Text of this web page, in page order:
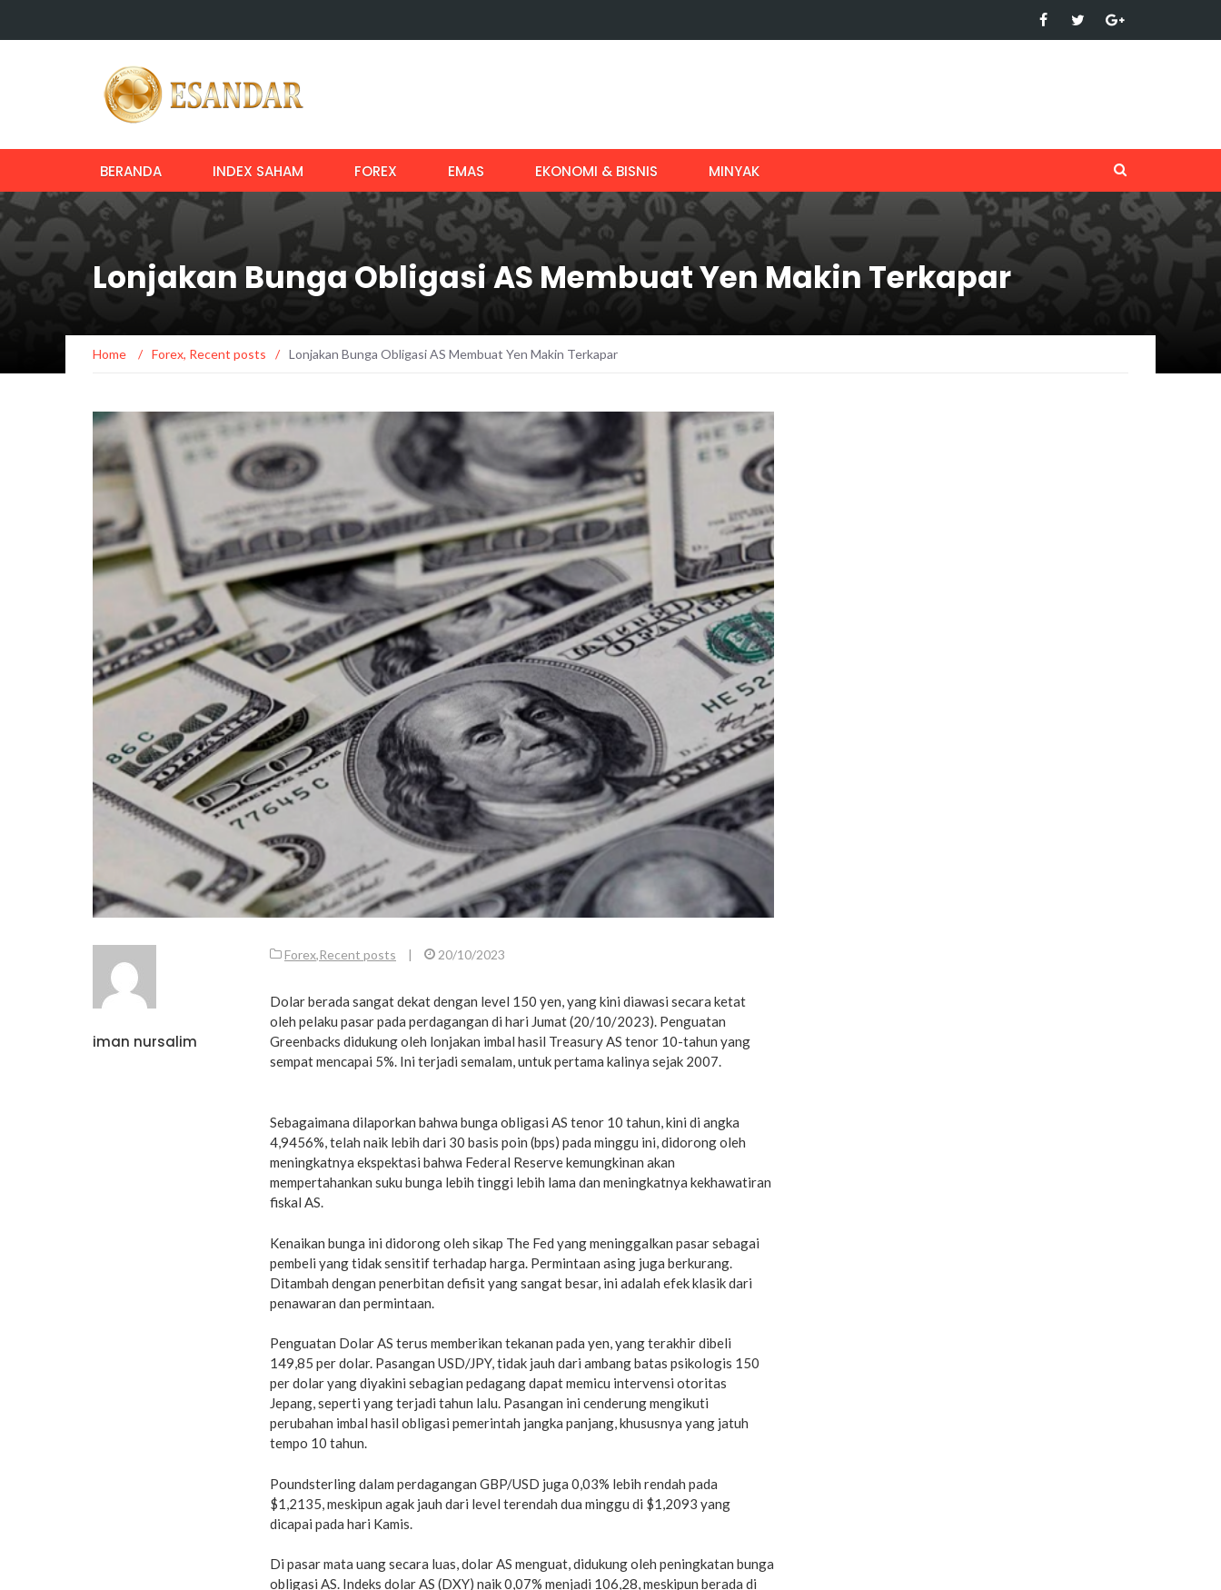
BERANDA INDEX SAHAM FOREX EMAS EKONOMI & BISNIS MINYAK
Lonjakan Bunga Obligasi AS Membuat Yen Makin Terkapar
Home / Forex, Recent posts / Lonjakan Bunga Obligasi AS Membuat Yen Makin Terkapar
iman nursalim
Forex,Recent posts | 20/10/2023
Dolar berada sangat dekat dengan level 150 yen, yang kini diawasi secara ketat
oleh pelaku pasar pada perdagangan di hari Jumat (20/10/2023). Penguatan
Greenbacks didukung oleh lonjakan imbal hasil Treasury AS tenor 10-tahun yang
sempat mencapai 5%. Ini terjadi semalam, untuk pertama kalinya sejak 2007.
Sebagaimana dilaporkan bahwa bunga obligasi AS tenor 10 tahun, kini di angka
4,9456%, telah naik lebih dari 30 basis poin (bps) pada minggu ini, didorong oleh
meningkatnya ekspektasi bahwa Federal Reserve kemungkinan akan
mempertahankan suku bunga lebih tinggi lebih lama dan meningkatnya kekhawatiran
fiskal AS.
Kenaikan bunga ini didorong oleh sikap The Fed yang meninggalkan pasar sebagai
pembeli yang tidak sensitif terhadap harga. Permintaan asing juga berkurang.
Ditambah dengan penerbitan defisit yang sangat besar, ini adalah efek klasik dari
penawaran dan permintaan.
Penguatan Dolar AS terus memberikan tekanan pada yen, yang terakhir dibeli
149,85 per dolar. Pasangan USD/JPY, tidak jauh dari ambang batas psikologis 150
per dolar yang diyakini sebagian pedagang dapat memicu intervensi otoritas
Jepang, seperti yang terjadi tahun lalu. Pasangan ini cenderung mengikuti
perubahan imbal hasil obligasi pemerintah jangka panjang, khususnya yang jatuh
tempo 10 tahun.
Poundsterling dalam perdagangan GBP/USD juga 0,03% lebih rendah pada
$1,2135, meskipun agak jauh dari level terendah dua minggu di $1,2093 yang
dicapai pada hari Kamis.
Di pasar mata uang secara luas, dolar AS menguat, didukung oleh peningkatan bunga
obligasi AS. Indeks dolar AS (DXY) naik 0,07% menjadi 106,28, meskipun berada di